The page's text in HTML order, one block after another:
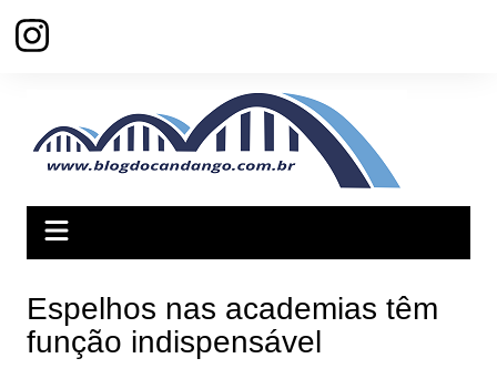
para
Espelhos nas academias têm
função indispensável